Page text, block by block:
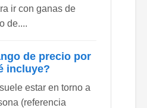
ir con ganas de
de....
de precio por
incluye?
estar en torno a
(referencia